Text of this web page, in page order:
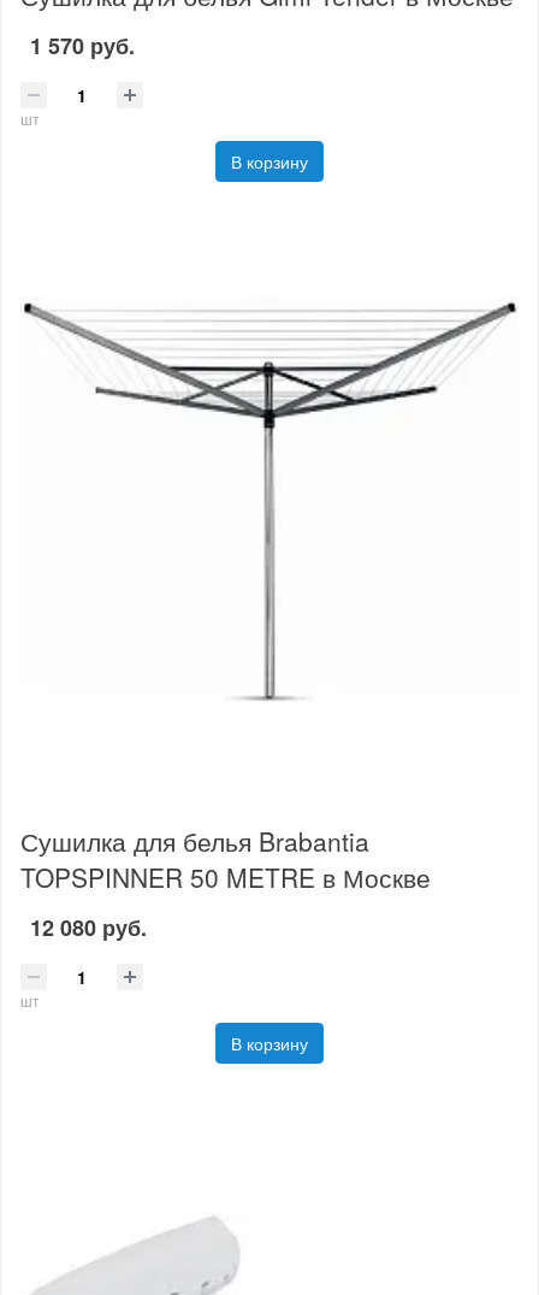
1 570 руб.
шт
В корзину
Сушилка для белья Brabantia
TOPSPINNER 50 METRE в Москве
12 080 руб.
шт
В корзину